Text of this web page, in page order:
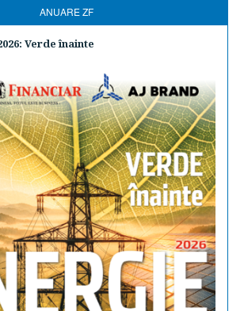
ANUARE ZF
Verde înainte